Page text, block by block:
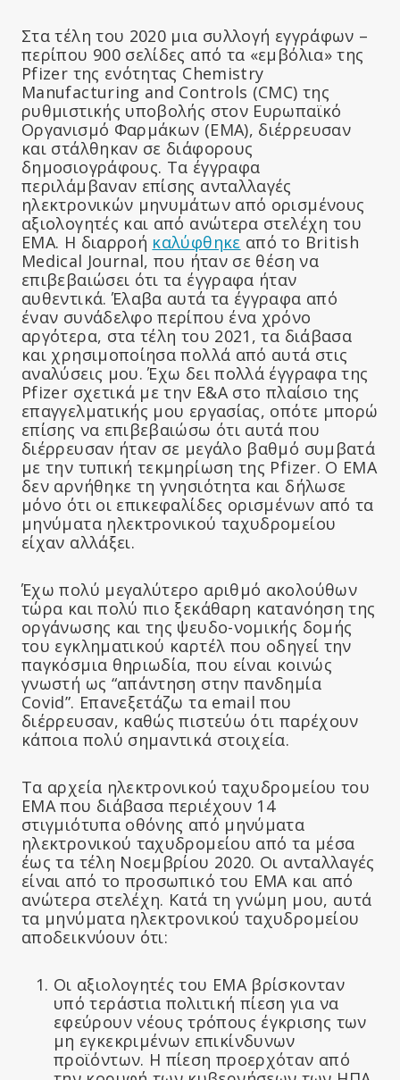
Στα τέλη του 2020 μια συλλογή εγγράφων –
περίπου 900 σελίδες από τα «εμβόλια» της
Pfizer της ενότητας Chemistry
Manufacturing and Controls (CMC) της
ρυθμιστικής υποβολής στον Ευρωπαϊκό
Οργανισμό Φαρμάκων (EMA), διέρρευσαν
και στάλθηκαν σε διάφορους
δημοσιογράφους. Τα έγγραφα
περιλάμβαναν επίσης ανταλλαγές
ηλεκτρονικών μηνυμάτων από ορισμένους
αξιολογητές και από ανώτερα στελέχη του
EMA. Η διαρροή καλύφθηκε από το British
Medical Journal, που ήταν σε θέση να
επιβεβαιώσει ότι τα έγγραφα ήταν
αυθεντικά. Έλαβα αυτά τα έγγραφα από
έναν συνάδελφο περίπου ένα χρόνο
αργότερα, στα τέλη του 2021, τα διάβασα
και χρησιμοποίησα πολλά από αυτά στις
αναλύσεις μου. Έχω δει πολλά έγγραφα της
Pfizer σχετικά με την Ε&Α στο πλαίσιο της
επαγγελματικής μου εργασίας, οπότε μπορώ
επίσης να επιβεβαιώσω ότι αυτά που
διέρρευσαν ήταν σε μεγάλο βαθμό συμβατά
με την τυπική τεκμηρίωση της Pfizer. Ο EMA
δεν αρνήθηκε τη γνησιότητα και δήλωσε
μόνο ότι οι επικεφαλίδες ορισμένων από τα
μηνύματα ηλεκτρονικού ταχυδρομείου
είχαν αλλάξει.
Έχω πολύ μεγαλύτερο αριθμό ακολούθων
τώρα και πολύ πιο ξεκάθαρη κατανόηση της
οργάνωσης και της ψευδο-νομικής δομής
του εγκληματικού καρτέλ που οδηγεί την
παγκόσμια θηριωδία, που είναι κοινώς
γνωστή ως “απάντηση στην πανδημία
Covid”. Επανεξετάζω τα email που
διέρρευσαν, καθώς πιστεύω ότι παρέχουν
κάποια πολύ σημαντικά στοιχεία.
Τα αρχεία ηλεκτρονικού ταχυδρομείου του
EMA που διάβασα περιέχουν 14
στιγμιότυπα οθόνης από μηνύματα
ηλεκτρονικού ταχυδρομείου από τα μέσα
έως τα τέλη Νοεμβρίου 2020. Οι ανταλλαγές
είναι από το προσωπικό του ΕΜΑ και από
ανώτερα στελέχη. Κατά τη γνώμη μου, αυτά
τα μηνύματα ηλεκτρονικού ταχυδρομείου
αποδεικνύουν ότι:
Οι αξιολογητές του ΕΜΑ βρίσκονταν
υπό τεράστια πολιτική πίεση για να
εφεύρουν νέους τρόπους έγκρισης των
μη εγκεκριμένων επικίνδυνων
προϊόντων. Η πίεση προερχόταν από